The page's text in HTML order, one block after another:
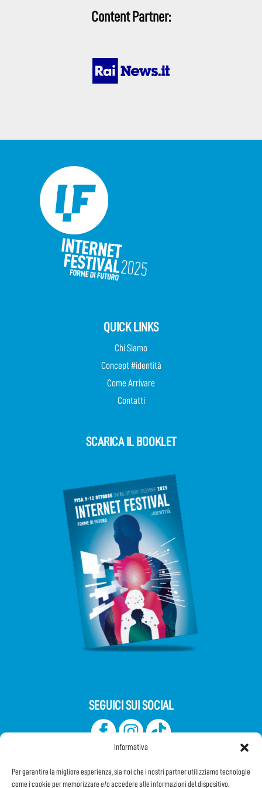
Informativa
Per garantire la migliore esperienza, sia noi che i nostri partner utilizziamo tecnologie
come i cookie per memorizzare e/o accedere alle informazioni del dispositivo.
Content Partner:
QUICK LINKS
Chi Siamo
Concept #identità
Come Arrivare
Contatti
SCARICA IL BOOKLET
SEGUICI SUI SOCIAL